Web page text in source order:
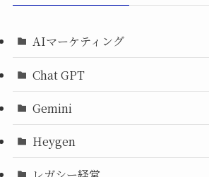
AIマーケティング
Chat GPT
Gemini
Heygen